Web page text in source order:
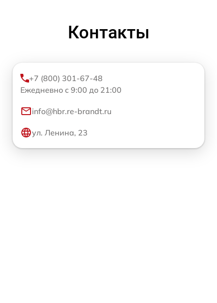
Контакты
+7 (800) 301-67-48
Ежедневно с 9:00 до 21:00
info@hbr.re-brandt.ru
ул. Ленина, 23